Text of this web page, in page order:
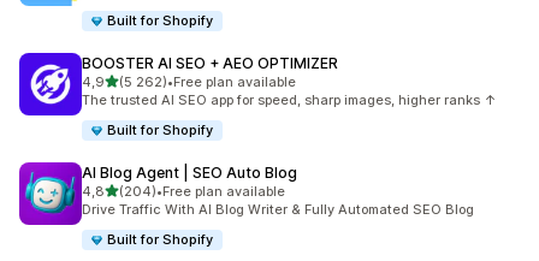
Built for Shopify
BOOSTER AI SEO + AEO OPTIMIZER
4,9na 5 gwiazdek
(5 262)
Łączna liczba recenzji: 5262
•Free plan available
The trusted AI SEO app for speed, sharp images, higher ranks ↑
Built for Shopify
AI Blog Agent | SEO Auto Blog
4,8na 5 gwiazdek
(204)
Łączna liczba recenzji: 204
•Free plan available
Drive Traffic With AI Blog Writer & Fully Automated SEO Blog
Built for Shopify